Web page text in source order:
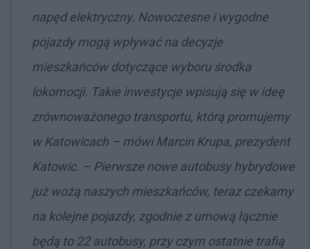
napęd elektryczny. Nowoczesne i wygodne
pojazdy mogą wpływać na decyzje
mieszkańców dotyczące wyboru środka
lokomocji. Takie inwestycje wpisują się w ideę
zrównoważonego transportu, którą promujemy
w Katowicach – mówi Marcin Krupa, prezydent
Katowic. – Pierwsze nowe autobusy hybrydowe
już wożą naszych mieszkańców, teraz czekamy
na kolejne pojazdy, zgodnie z umową łącznie
będą to 22 autobusy, przy czym ostatnie trafią